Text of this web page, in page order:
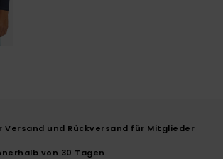
Versand und Rückversand für Mitglieder
von 30 Tagen